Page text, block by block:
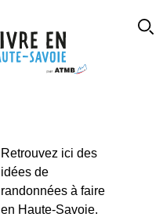
Retrouvez ici des
idées de
randonnées à faire
en Haute-Savoie.